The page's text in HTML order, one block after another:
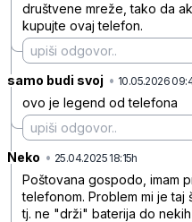
društvene mreže, tako da
kupujte ovaj telefon.
samo budi svoj • 10.05.2026
ovo je legend od telefona
Neko • 25.04.2025 18:15h
Poštovana gospodo, imam
telefonom. Problem mi je taj
tj. ne "drži" baterija do